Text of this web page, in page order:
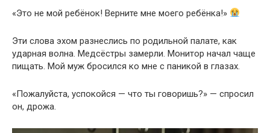
«Это не мой ребёнок! Верните мне моего ребёнка!»
Эти слова эхом разнеслись по родильной палате, как
ударная волна. Медсёстры замерли. Монитор начал чаще
пищать. Мой муж бросился ко мне с паникой в глазах.
«Пожалуйста, успокойся — что ты говоришь?» — спросил
он, дрожа.